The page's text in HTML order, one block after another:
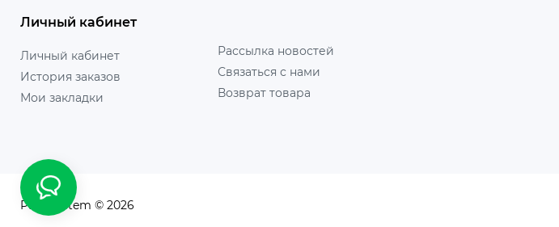
Личный кабинет
Личный кабинет
История заказов
Мои закладки
Рассылка новостей
Связаться с нами
Возврат товара
PanaSystem © 2026